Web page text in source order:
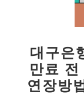
대구은
만료
연장방